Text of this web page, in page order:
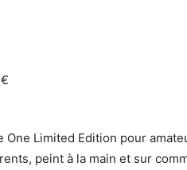
One Limited Edition pour
peint à la main et sur